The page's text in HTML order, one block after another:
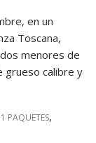
en un
Toscana,
menores de
grueso calibre y
PAQUETES,